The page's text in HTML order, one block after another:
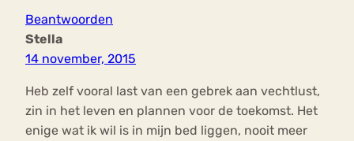
Beantwoorden
Stella
14 november, 2015
Heb zelf vooral last van een gebrek aan vechtlust,
zin in het leven en plannen voor de toekomst. Het
enige wat ik wil is in mijn bed liggen, nooit meer